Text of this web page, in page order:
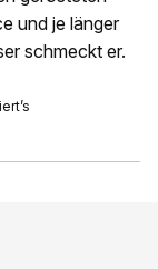
und je länger
schmeckt er.